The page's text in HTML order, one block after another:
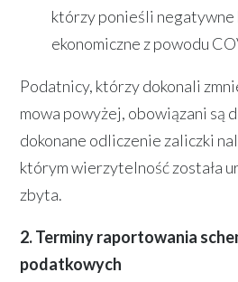
którzy ponieśli negatywne
ekonomiczne z powodu
Podatnicy, którzy dokonali
mowa powyżej, obowiązani są
dokonane odliczenie zaliczki
którym wierzytelność została
zbyta.
2. Terminy raportowania
podatkowych